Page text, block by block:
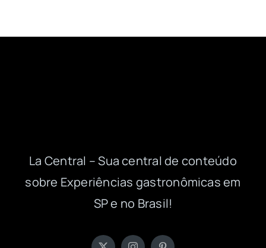
La Central – Sua central de conteúdo
sobre Experiências gastronômicas em
SP e no Brasil!